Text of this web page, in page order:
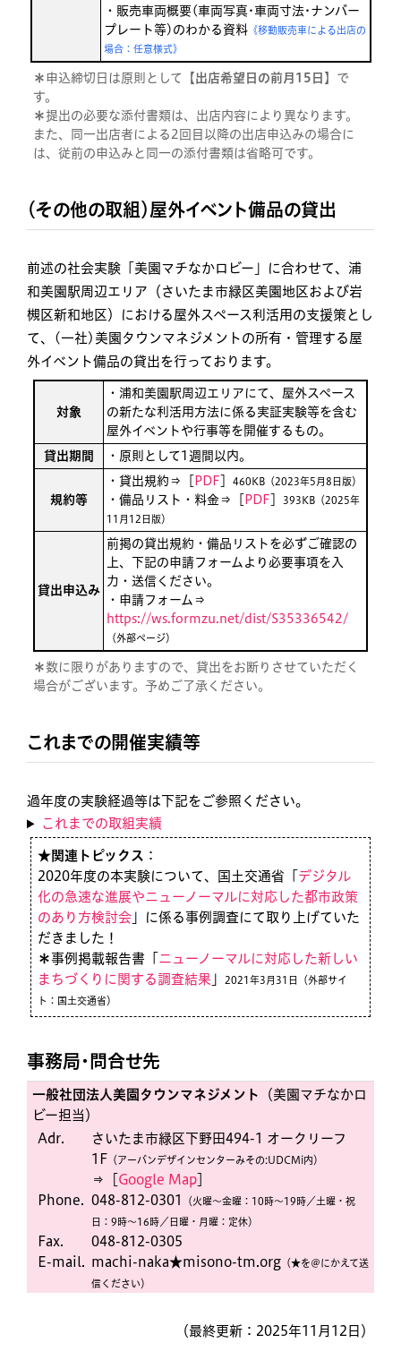
・販売⾞両概要(⾞両写真･⾞両⼨法･ナンバー
プレート等)のわかる資料《移動販売⾞による出店の
場合：任意様式》
＊ 申込締切日は原則として【 出店希望日の前月15日 】で
す。
＊ 提出の必要な添付書類は、出店内容により異なります。
また、同一出店者による2回目以降の出店申込みの場合に
は、従前の申込みと同一の添付書類は省略可です。
（その他の取組）屋外イベント備品の貸出
前述の社会実験「美園マチなかロビー」に合わせて、浦
和美園駅周辺エリア（さいたま市緑区美園地区および岩
槻区新和地区）における屋外スペース利活用の支援策とし
て、(一社)美園タウンマネジメントの所有・管理する屋
外イベント備品の貸出を行っております。
対象
・浦和美園駅周辺エリアにて、屋外スペース
の新たな利活用方法に係る実証実験等を含む
屋外イベントや行事等を開催するもの。
貸出期間
・原則として1週間以内。
規約等
・貸出規約⇒［ PDF 460KB（2023年5月8日版）
・備品リスト・料金⇒［ PDF
393KB（2025年
11月12日版）
貸出申込み
前掲の貸出規約・備品リストを必ずご確認の
上、下記の申請フォームより必要事項を入
力・送信ください。
・申請フォーム⇒
https://ws.formzu.net/dist/S35336542/
（外部ページ）
＊ 数に限りがありますので、貸出をお断りさせていただく
場合がございます。予めご了承ください。
これまでの開催実績等
過年度の実験経過等は下記をご参照ください。
これまでの取組実績
★関連トピックス ：
2020年度の本実験について、国土交通省「 デジタル
化の急速な進展やニューノーマルに対応した都市政策
のあり方検討会 」に係る事例調査にて取り上げていた
だきました！
＊事例掲載報告書「
ニューノーマルに対応した新しい
まちづくりに関する調査結果 」 2021年3月31日（外部サイ
ト：国土交通省）
事務局・問合せ先
一般社団法人美園タウンマネジメント
（美園マチなかロ
ビー担当）
Adr.
さいたま市緑区下野田494-1 オークリーフ
1F （アーバンデザインセンターみその:UDCMi内）
⇒［ Google Map
Phone.
048-812-0301 （火曜〜金曜：10時〜19時／土曜・祝
日：9時〜16時／日曜・月曜：定休）
Fax.
048-812-0305
E-mail.
machi-naka★misono-tm.org （★を＠にかえて送
信ください）
（最終更新：2025年11月12日）